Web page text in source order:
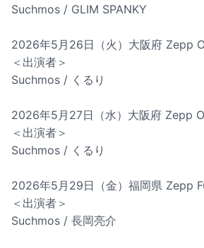
Suchmos / GLIM SPANKY
2026年5月26日（火）大阪府 Zepp
＜出演者＞
Suchmos / くるり
2026年5月27日（水）大阪府 Zepp
＜出演者＞
Suchmos / くるり
2026年5月29日（金）福岡県 Zepp
＜出演者＞
Suchmos / 長岡亮介